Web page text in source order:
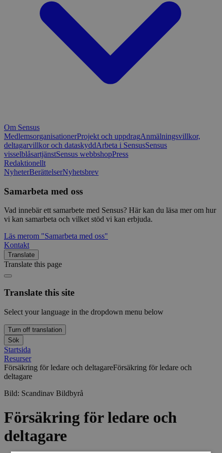
Om Sensus
MedlemsorganisationerProjekt och uppdragAnmälningsvillkor,
deltagarvillkor och dataskyddArbeta i SensusSensus
visselblåsartjänstSensus webbshopPress
Redaktionellt
NyheterBerättelserNyhetsbrev
Samarbeta med oss
Vad innebär ett samarbete med Sensus? Här kan du läsa mer om hur
vi kan samarbeta och vilket stöd vi kan erbjuda.
Läs merom "Samarbeta med oss"
Kontakt
Translate
Translate this page
Translate this site
Select your language in the dropdown menu below
Turn off translation
Sök
Startsida
Resurser
Försäkring för ledare och deltagareFörsäkring för ledare och
deltagare
Bild: Scandinav Bildbyrå
Försäkring för ledare och
deltagare